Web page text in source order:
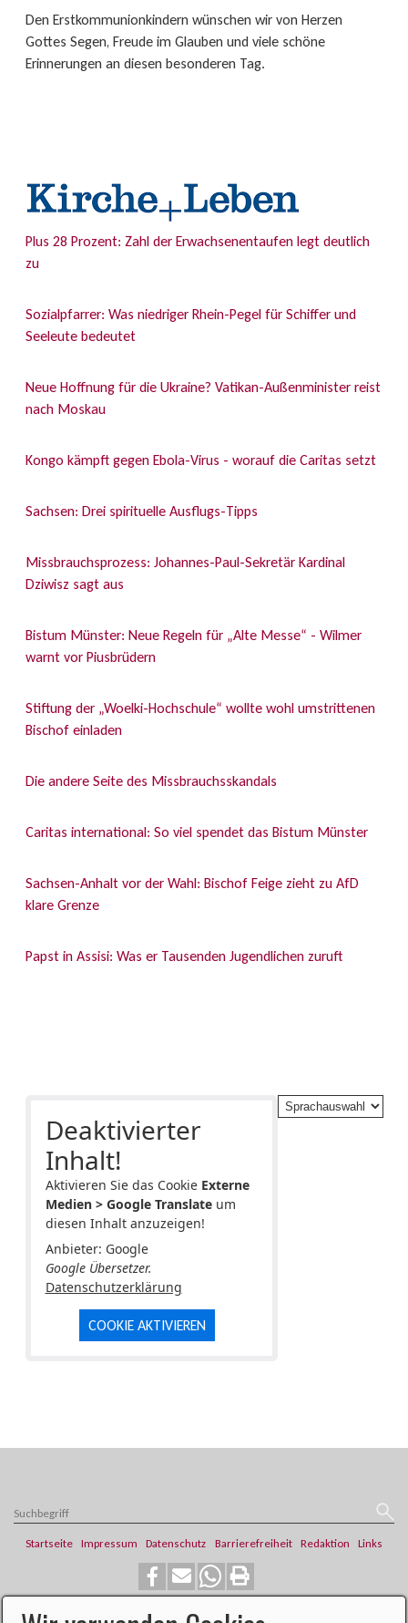
Den Erstkommunionkindern wünschen wir von Herzen
Gottes Segen, Freude im Glauben und viele schöne
Erinnerungen an diesen besonderen Tag.
Plus 28 Prozent: Zahl der Erwachsenentaufen legt deutlich
zu
Sozialpfarrer: Was niedriger Rhein-Pegel für Schiffer und
Seeleute bedeutet
Neue Hoffnung für die Ukraine? Vatikan-Außenminister reist
nach Moskau
Kongo kämpft gegen Ebola-Virus - worauf die Caritas setzt
Sachsen: Drei spirituelle Ausflugs-Tipps
Missbrauchsprozess: Johannes-Paul-Sekretär Kardinal
Dziwisz sagt aus
Bistum Münster: Neue Regeln für „Alte Messe“ - Wilmer
warnt vor Piusbrüdern
Stiftung der „Woelki-Hochschule“ wollte wohl umstrittenen
Bischof einladen
Die andere Seite des Missbrauchsskandals
Caritas international: So viel spendet das Bistum Münster
Sachsen-Anhalt vor der Wahl: Bischof Feige zieht zu AfD
klare Grenze
Papst in Assisi: Was er Tausenden Jugendlichen zuruft
Deaktivierter
Inhalt!
Aktivieren Sie das Cookie Externe
Medien > Google Translateum
diesen Inhalt anzuzeigen!
Anbieter: Google
Google Übersetzer.
Datenschutzerklärung
COOKIE AKTIVIEREN
Startseite Impressum Datenschutz Barrierefreiheit Redaktion Links